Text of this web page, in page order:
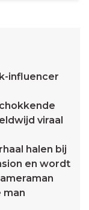
influencer
viraal
halen bij
en wordt
man